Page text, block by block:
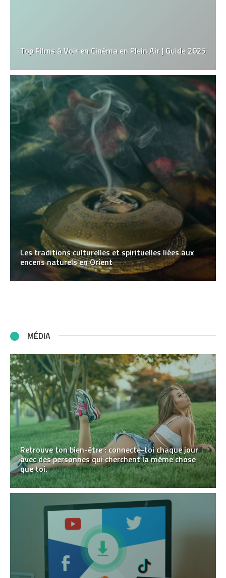
Top Films à Voir en Cinéma en Plein Air | Guide 2025
Les traditions culturelles et spirituelles liées aux
encens naturels en Orient
MÉDIA
Retrouve ton bien-être : connecte-toi chaque jour
avec des personnes qui cherchent la même chose
que toi.